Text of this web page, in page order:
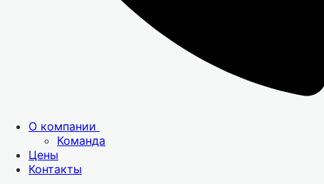
О компании
Команда
Цены
Контакты